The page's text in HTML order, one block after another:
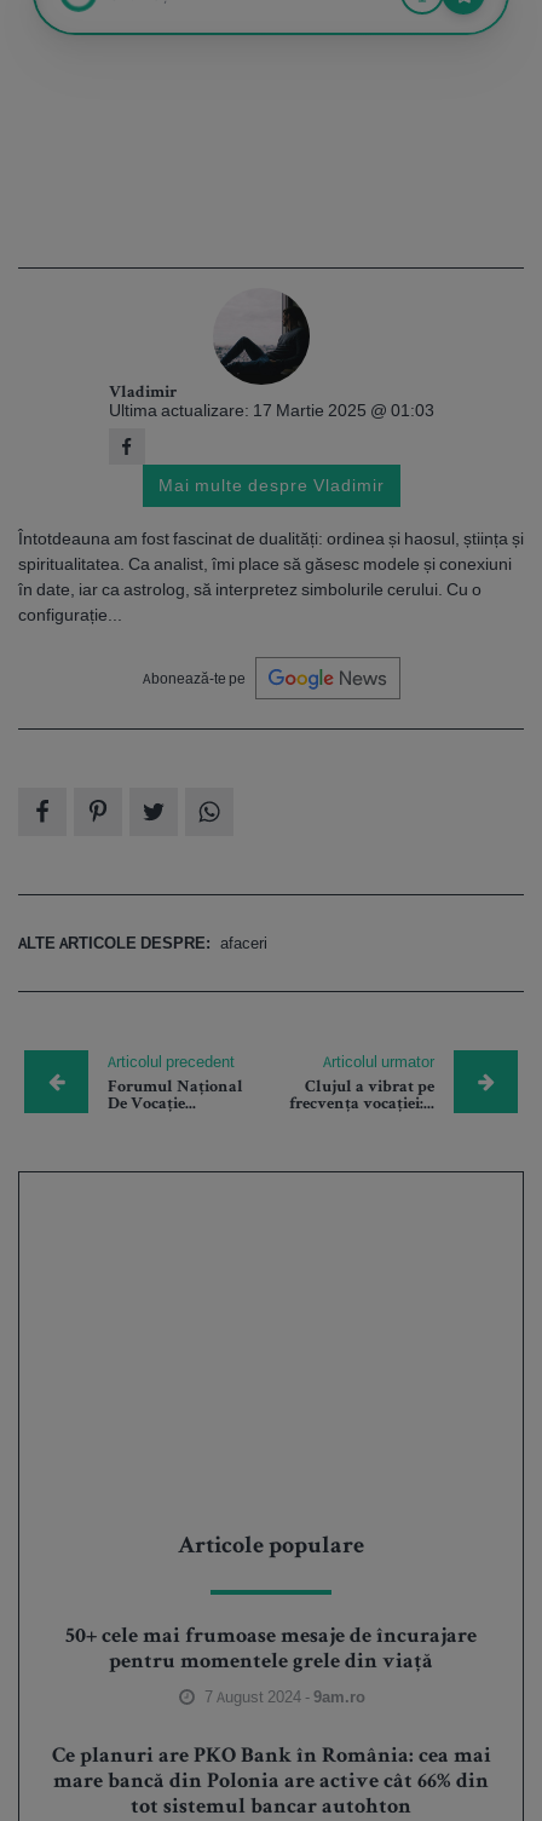
Vladimir
Ultima actualizare: 17 Martie 2025 @ 01:03
Mai multe despre Vladimir
Întotdeauna am fost fascinat de dualități: ordinea și haosul, știința și
spiritualitatea. Ca analist, îmi place să găsesc modele și conexiuni
în date, iar ca astrolog, să interpretez simbolurile cerului. Cu o
configurație...
Abonează-te pe
ALTE ARTICOLE DESPRE: afaceri
Articolul precedent
Forumul Național
De Vocație...
Articolul urmator
Clujul a vibrat pe
frecvența vocației:...
Articole populare
50+ cele mai frumoase mesaje de încurajare
pentru momentele grele din viață
7 August 2024 -9am.ro
Ce planuri are PKO Bank în România: cea mai
mare bancă din Polonia are active cât 66% din
tot sistemul bancar autohton